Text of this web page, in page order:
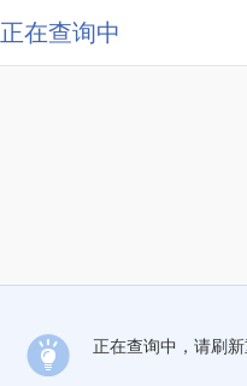
正在查询中
正在查询中，请刷